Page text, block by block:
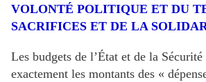
VOLONTÉ POLITIQUE ET DU
SACRIFICES ET DE LA
Les budgets de l’État et de la
exactement les montants des «